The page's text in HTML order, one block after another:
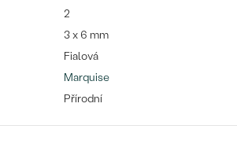
PROHLÉDNOUT
2
3 x 6 mm
Fialová
Marquise
Přírodní